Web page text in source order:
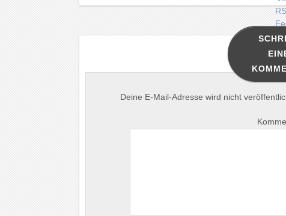
Deine E-Mail-Adresse wird nicht